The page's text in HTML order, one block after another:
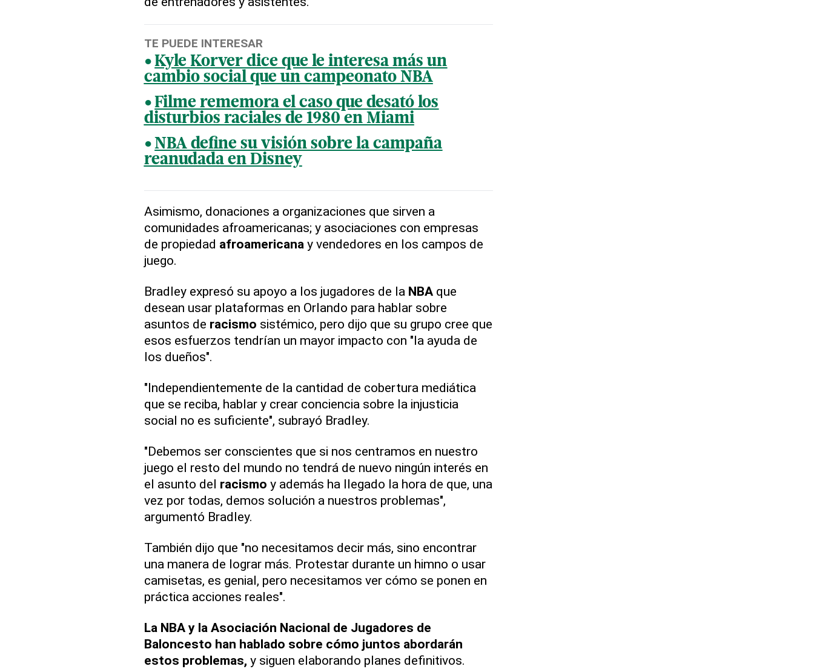
TE PUEDE INTERESAR
Kyle Korver dice que le interesa más un
cambio social que un campeonato NBA
Filme rememora el caso que desató los
disturbios raciales de 1980 en Miami
NBA define su visión sobre la campaña
reanudada en Disney
Asimismo, donaciones a organizaciones que sirven a
comunidades afroamericanas; y asociaciones con empresas
de propiedad afroamericanay vendedores en los campos de
juego.
Bradley expresó su apoyo a los jugadores de la NBAque
desean usar plataformas en Orlando para hablar sobre
asuntos de racismo sistémico, pero dijo que su grupo cree que
esos esfuerzos tendrían un mayor impacto con "la ayuda de
los dueños".
"Independientemente de la cantidad de cobertura mediática
que se reciba, hablar y crear conciencia sobre la injusticia
social no es suficiente", subrayó Bradley.
"Debemos ser conscientes que si nos centramos en nuestro
juego el resto del mundo no tendrá de nuevo ningún interés en
el asunto del racismo y además ha llegado la hora de que, una
vez por todas, demos solución a nuestros problemas",
argumentó Bradley.
También dijo que "no necesitamos decir más, sino encontrar
una manera de lograr más. Protestar durante un himno o usar
camisetas, es genial, pero necesitamos ver cómo se ponen en
práctica acciones reales".
La NBA y la Asociación Nacional de Jugadores de
Baloncesto han hablado sobre cómo juntos abordarán
estos problemas, y siguen elaborando planes definitivos.